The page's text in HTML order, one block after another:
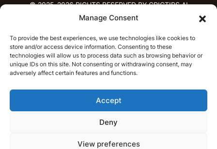
Manage Consent
To provide the best experiences, we use technologies like cookies to
store and/or access device information. Consenting to these
technologies will allow us to process data such as browsing behavior or
unique IDs on this site. Not consenting or withdrawing consent, may
adversely affect certain features and functions.
Accept
Deny
View preferences
© 2025-2026 RIGHTS RESERVED BY CRICTIPS.AI
भविष्यवाणियाँ
आईपीएल भविष्यवाणियाँ
टी20 लीग भविष्यवाणियाँ
महिला क्रिकेट
नवीनतम क्रिकेट भविष्यवाणियाँ
भविष्यवाणी विश्लेषण
समाचार
आईपीएल समाचार
English